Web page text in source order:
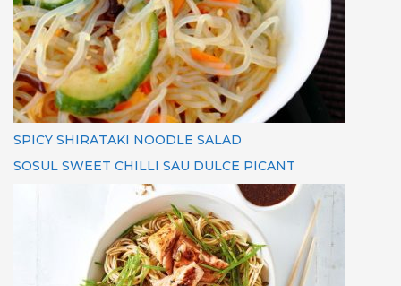
SPICY SHIRATAKI NOODLE SALAD
SOSUL SWEET CHILLI SAU DULCE PICANT